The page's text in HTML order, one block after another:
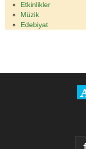
Etkinlikler
Müzik
Edebiyat